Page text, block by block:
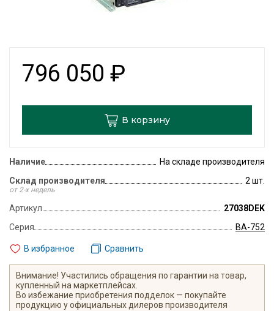
796 050 ₽
В корзину
Наличие
На складе производителя
Склад производителя
от 2-х недель
2 шт.
Артикул
27038DEK
Серия
ВА-752
В избранное Сравнить
Внимание! Участились обращения по гарантии на товар,
купленный на маркетплейсах.
Во избежание приобретения подделок — покупайте
продукцию у официальных дилеров производителя